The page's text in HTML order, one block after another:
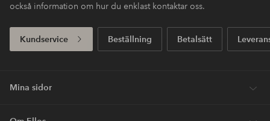
också information om hur du enklast kontaktar oss.
Kundservice Beställning Betalsätt
Mina sidor